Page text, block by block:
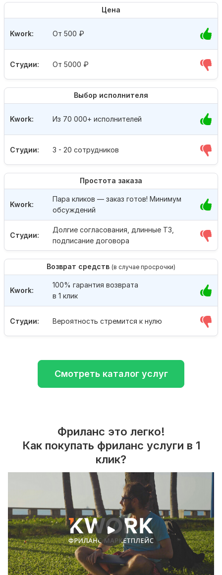
Цена
Студии: От 5000 ₽
Kwork: От 500 ₽
Выбор исполнителя
Студии: 3 - 20 сотрудников
Kwork: Из 70 000+ исполнителей
Простота заказа
Студии:
Долгие согласования, длинные ТЗ,
подписание договора
Kwork:
Пара кликов — заказ готов! Минимум
обсуждений
Возврат средств (в случае просрочки)
Студии: Вероятность стремится к нулю
Kwork:
100% гарантия возврата
в 1 клик
Смотреть каталог услуг
Фриланс это легко!
Как покупать фриланс услуги в 1
клик?